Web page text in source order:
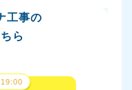
工事の
ら